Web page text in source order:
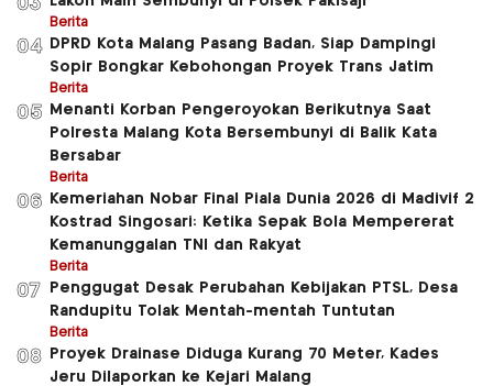
03
Berita
04
DPRD Kota Malang Pasang Badan, Siap Dampingi
Sopir Bongkar Kebohongan Proyek Trans Jatim
Berita
05
Menanti Korban Pengeroyokan Berikutnya Saat
Polresta Malang Kota Bersembunyi di Balik Kata
Bersabar
Berita
06
Kemeriahan Nobar Final Piala Dunia 2026 di Madivif 2
Kostrad Singosari: Ketika Sepak Bola Mempererat
Kemanunggalan TNI dan Rakyat
Berita
07
Penggugat Desak Perubahan Kebijakan PTSL, Desa
Randupitu Tolak Mentah-mentah Tuntutan
Berita
08
Proyek Drainase Diduga Kurang 70 Meter, Kades
Jeru Dilaporkan ke Kejari Malang